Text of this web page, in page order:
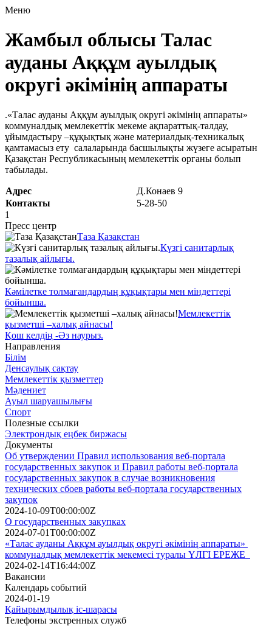
Меню
Жамбыл облысы Талас
ауданы Аққұм ауылдық
округі әкімінің аппараты
.«Талас ауданы Аққұм ауылдық округі әкімінің аппараты»
коммуналдық мемлекеттік мекеме ақпараттық-талдау,
ұйымдастыру –құқықтық және материалдық-техникалық
қамтамасыз ету салаларында басшылықты жүзеге асыратын
Қазақстан Республикасының мемлекеттік органы болып
табылады.
Адрес
Д.Конаев 9
Контакты
5-28-50
1
Пресс центр
Таза Қазақстан
Күзгі санитарлық
тазалық айлығы.
Кәмілетке толмағандардың құқықтары мен міндеттері
бойынша.
Мемлекеттік
қызметші –халық айнасы!
Қош келдің -Әз наурыз.
Направления
Білім
Денсаулық сақтау
Мемлекеттік қызметтер
Мәдениет
Ауыл шаруашылығы
Спорт
Полезные ссылки
Электрондық еңбек биржасы
Документы
Об утверждении Правил использования веб-портала
государственных закупок и Правил работы веб-портала
государственных закупок в случае возникновения
технических сбоев работы веб-портала государственных
закупок
2024-10-09T00:00:00Z
О государственных закупках
2024-07-01T00:00:00Z
«Талас ауданы Аққұм ауылдық округі әкімінің аппараты»
коммуналдық мемлекеттік мекемесі туралы ҮЛГІ ЕРЕЖЕ
2024-02-14T16:44:00Z
Вакансии
Календарь событий
2024-01-19
Қайырымдылық іс-шарасы
Телефоны экстренных служб